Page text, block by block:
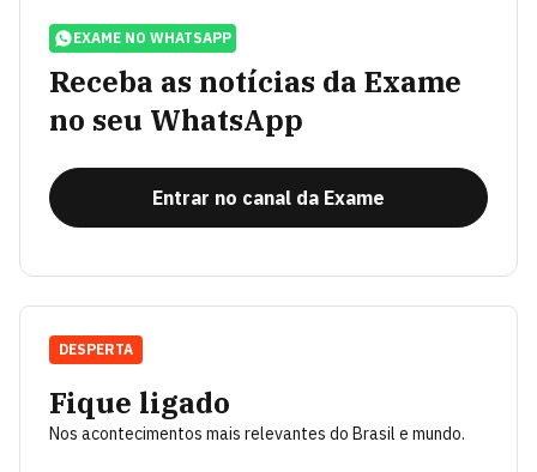
EXAME NO WHATSAPP
Receba as notícias da Exame
no seu WhatsApp
Entrar no canal da Exame
Fique ligado
Nos acontecimentos mais relevantes do Brasil e mundo.
DESPERTA